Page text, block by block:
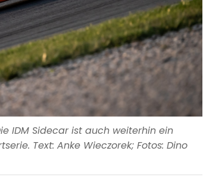
IDM Sidecar ist auch weiterhin ein
Text: Anke Wieczorek; Fotos: Dino